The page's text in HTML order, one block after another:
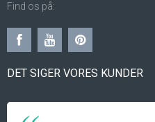
Find os på:
DET SIGER VORES KUNDER